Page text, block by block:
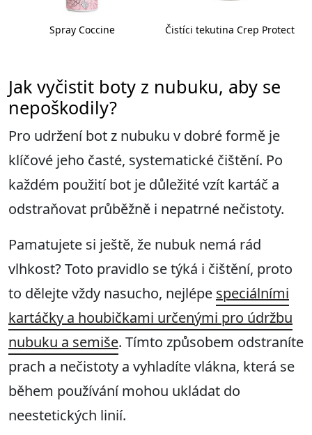
Spray Coccine Čistíci tekutina Crep Protect
Jak vyčistit boty z nubuku, aby se
nepoškodily?
Pro udržení bot z nubuku v dobré formě je
klíčové jeho časté, systematické čištění. Po
každém použití bot je důležité vzít kartáč a
odstraňovat průběžně i nepatrné nečistoty.
Pamatujete si ještě, že nubuk nemá rád
vlhkost? Toto pravidlo se týká i čištění, proto
to dělejte vždy nasucho, nejlépe speciálními
kartáčky a houbičkami určenými pro údržbu
nubuku a semiše. Tímto způsobem odstraníte
prach a nečistoty a vyhladíte vlákna, která se
během používání mohou ukládat do
neestetických linií.